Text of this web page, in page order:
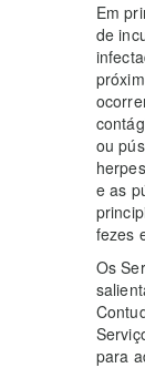
Em
de
ou
e as
fezes
Os
para